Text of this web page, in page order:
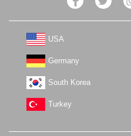
USA
Germany
South Korea
Turkey